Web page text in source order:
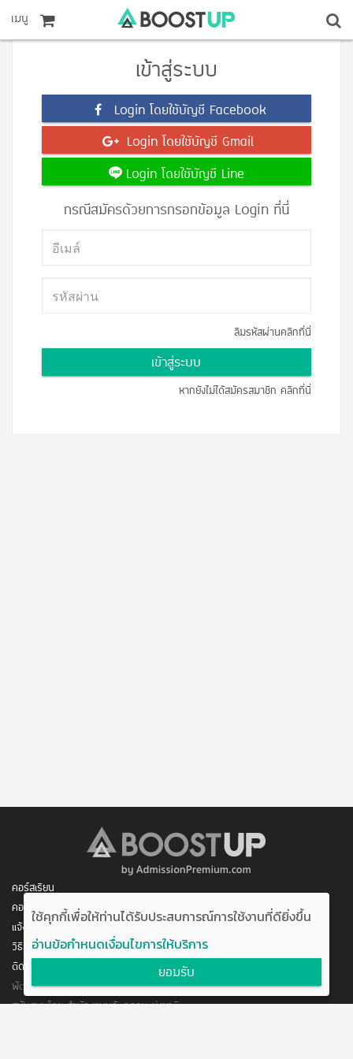
เมนู
เข้าสู่ระบบ
Login โดยใช้บัญชี Facebook
Login โดยใช้บัญชี Gmail
Login โดยใช้บัญชี Line
กรณีสมัครด้วยการกรอกข้อมูล Login ที่นี่
ลืมรหัสผ่านคลิกที่นี่
เข้าสู่ระบบ
หากยังไม่ได้สมัครสมาชิก คลิกที่นี่
คอร์สเรียน
คอร์สของฉัน
แจ้งการชำระเงิน
วิธีสมัคร/ชำระเงิน
ติดต่อเรา
พัฒนาโดย บริษัท อัพบีน จำกัด
สนับสนุนโดย สำนักงานนวัตกรรมแห่งชาติ
ใช้คุกกี้เพื่อให้ท่านได้รับประสบการณ์การใช้งานที่ดียิ่งขึ้น
อ่านข้อกำหนดเงื่อนไขการให้บริการ
ยอมรับ